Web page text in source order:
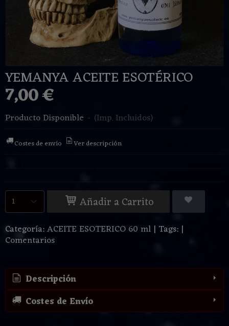
YEMANYA ACEITE ESOTÉRICO
7,00 €
Producto Disponible - (Imp. Incluidos)
Costes de envío Ver descripción
Añadir a Carrito
Categoría:ACEITE ESOTERICO 60 ml | Tags: |
Comentarios
Descripción
Costes de Envío